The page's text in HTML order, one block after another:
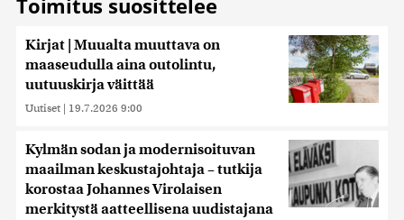
Toimitus suosittelee
Kirjat | Muualta muuttava on
maaseudulla aina outolintu,
uutuuskirja väittää
Uutiset | 19.7.2026 9:00
Kylmän sodan ja modernisoituvan
maailman keskustajohtaja – tutkija
korostaa Johannes Virolaisen
merkitystä aatteellisena uudistajana